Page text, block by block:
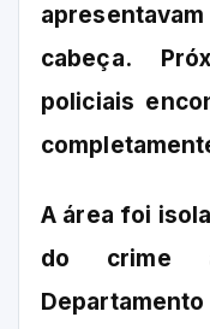
cabeça.
policiais
A área foi
do crime